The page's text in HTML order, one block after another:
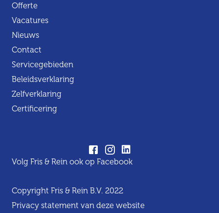
Offerte
Vacatures
Nieuws
Contact
Servicegebieden
Beleidsverklaring
Zelfverklaring
Certificering
Volg Fris & Rein ook op Facebook
Copyright Fris & Rein B.V. 2022
Privacy statement van deze website